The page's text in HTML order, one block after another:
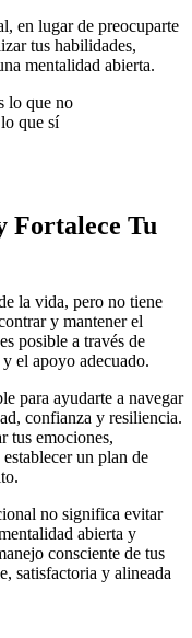
en lugar de preocuparte
tus habilidades,
mentalidad abierta.
lo que no
que sí
Fortalece Tu
la vida, pero no tiene
y mantener el
posible a través de
el apoyo adecuado.
para ayudarte a navegar
confianza y resiliencia.
tus emociones,
un plan de
no significa evitar
abierta y
consciente de tus
satisfactoria y alineada